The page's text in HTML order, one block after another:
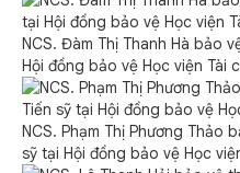
NCS. Đàm Thị Thanh Hà bảo
Hội đồng bảo vệ Học viện Tài
NCS. Phạm Thị Phương Thảo
sỹ tại Hội đồng bảo vệ Học